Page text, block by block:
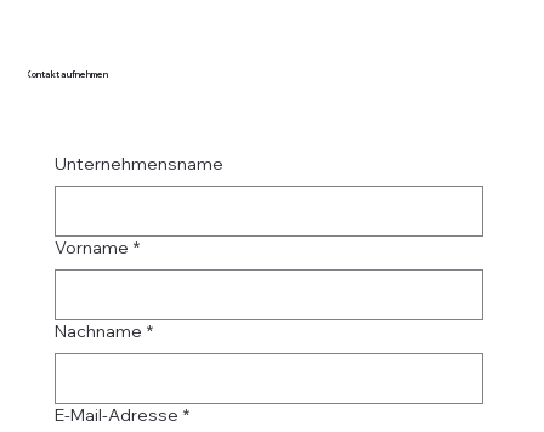
Kontakt aufnehmen
Unternehmensname
Vorname *
Nachname *
E-Mail-Adresse *